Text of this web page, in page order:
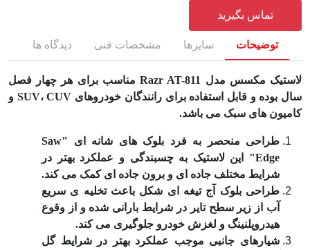
تماس بگیرید
توضیحات سایزها مشخصات فنی دیدگاه ها
لاستیک مکسس مدل Razr AT-811 مناسب برای هر چهار فصل
سال بوده و قابل استفاده برای رانندگان خودروهای SUV، CUV و
کامیون های سبک می باشد.
طراحی منحصر به فرد بلوک های شانه ای "Saw
Edge" این لاستیک به چسبندگی و عملکرد بهتر در
شرایط مختلف جاده ای و برون جاده ای کمک می کند.
طراحی بلوک آج تیغه ای شکل باعث تخلیه ی سریع
آب از زیر سطح تایر در شرایط بارانی شده و از وقوع
هیدروپلنینگ و لغزش خودرو جلوگیری می کند.
شیارهای جانبی موجب عملکرد بهتر در شرایط گل